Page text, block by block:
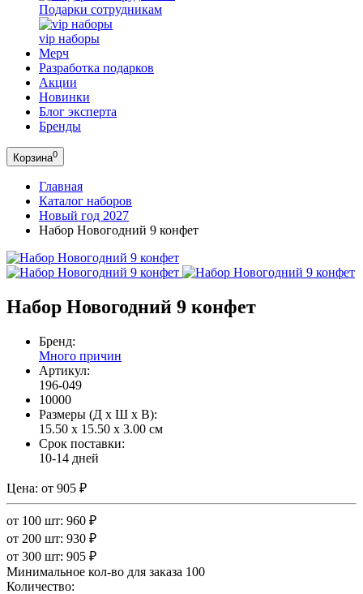
Подарки сотрудникам
vip наборы
Мерч
Разработка подарков
Акции
Новинки
Блог эксперта
Бренды
Корзина0
Главная
Каталог наборов
Новый год 2027
Набор Новогодний 9 конфет
Набор Новогодний 9 конфет
Бренд:
Много причин
Артикул:
196-049
10000
Размеры (Д x Ш x В):
15.50 x 15.50 x 3.00 см
Срок поставки:
10-14 дней
Цена: от 905 ₽
от 100 шт: 960 ₽
от 200 шт: 930 ₽
от 300 шт: 905 ₽
Минимальное кол-во для заказа 100
Количество: